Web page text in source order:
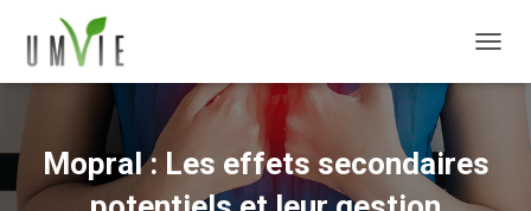
Mopral : Les effets secondaires